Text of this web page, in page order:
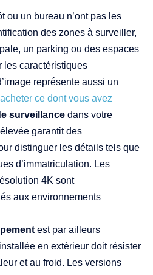
ou un bureau n’ont pas les
des zones à surveiller,
un parking ou des espaces
les caractéristiques
représente aussi un
acheter ce dont vous avez
surveillance dans votre
garantit des
distinguer les détails tels que
d’immatriculation. Les
4K sont
aux environnements
est par ailleurs
en extérieur doit résister
et au froid. Les versions